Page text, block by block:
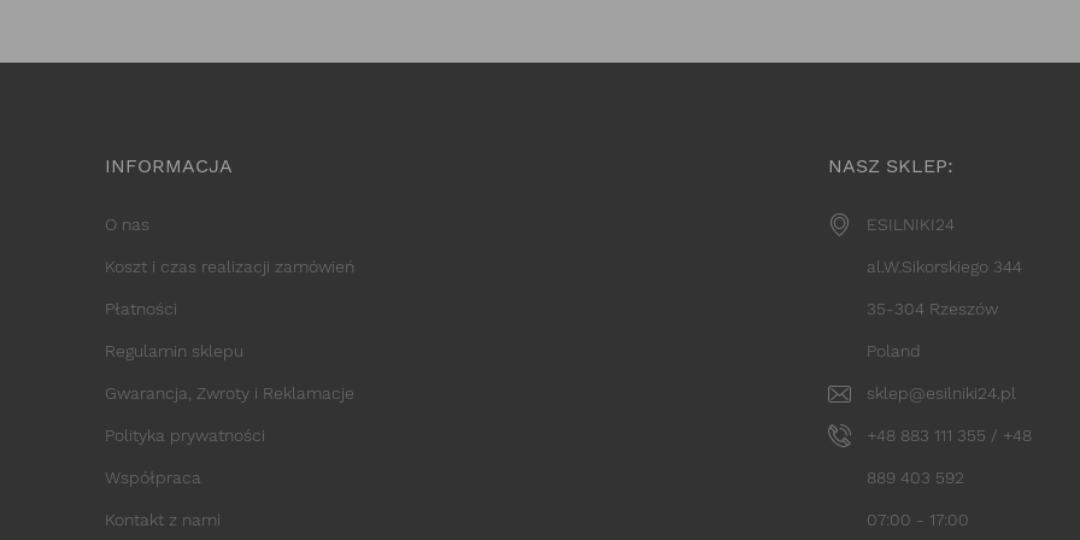
INFORMACJA
O nas
Koszt i czas realizacji zamówień
Płatności
Regulamin sklepu
Gwarancja, Zwroty i Reklamacje
Polityka prywatności
Współpraca
Kontakt z nami
NASZ SKLEP:
ESILNIKI24
al.W.Sikorskiego 344
35-304 Rzeszów
Poland
sklep@esilniki24.pl
+48 883 111 355 / +48
889 403 592
07:00 - 17:00